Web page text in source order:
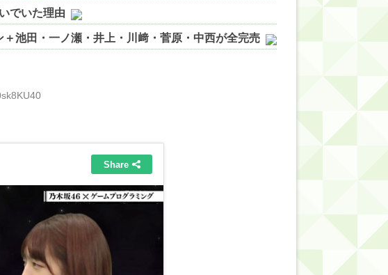
でいた理由
池田・一ノ瀬・井上・川﨑・菅原・中西が全完売
、これはマジギレしてる
ろ？
然の方が官能的だよな？